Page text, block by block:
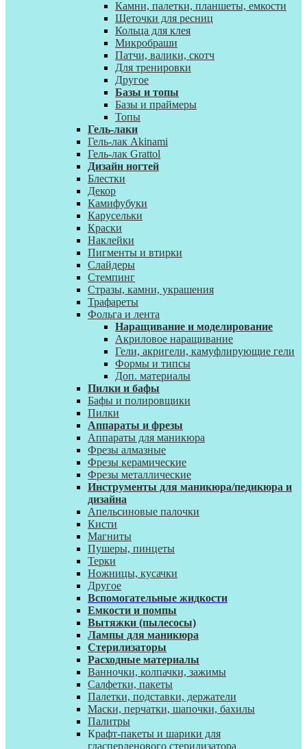
Камни, палетки, планшеты, емкости
Щеточки для ресниц
Кольца для клея
Микробраши
Патчи, валики, скотч
Для тренировки
Другое
Базы и топы
Базы и праймеры
Топы
Гель-лаки
Гель-лак Akinami
Гель-лак Grattol
Дизайн ногтей
Блестки
Декор
Камифубуки
Карусельки
Краски
Наклейки
Пигменты и втирки
Слайдеры
Стемпинг
Стразы, камни, украшения
Трафареты
Фольга и лента
Наращивание и моделирование
Акриловое наращивание
Гели, акригели, камуфлирующие гели
Формы и типсы
Доп. материалы
Пилки и бафы
Бафы и полировщики
Пилки
Аппараты и фрезы
Аппараты для маникюра
Фрезы алмазные
Фрезы керамические
Фрезы металлические
Инструменты для маникюра/педикюра и
дизайна
Апельсиновые палочки
Кисти
Магниты
Пушеры, пинцеты
Терки
Ножницы, кусачки
Другое
Вспомогательные жидкости
Емкости и помпы
Вытяжки (пылесосы)
Лампы для маникюра
Стерилизаторы
Расходные материалы
Ванночки, колпачки, зажимы
Салфетки, пакеты
Палетки, подставки, держатели
Маски, перчатки, шапочки, бахилы
Палитры
Крафт-пакеты и шарики для
гласперленового стерилизатора